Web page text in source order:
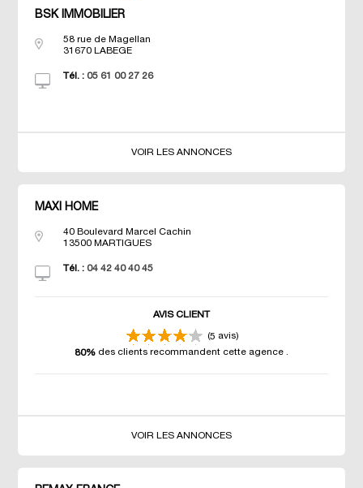
BSK IMMOBILIER
58 rue de Magellan
31670
LABEGE
Tél. : 05 61 00 27 26
VOIR LES ANNONCES
MAXI HOME
40 Boulevard Marcel Cachin
13500 MARTIGUES
Tél. : 04 42 40 40 45
AVIS CLIENT
(5 avis)
80%des clients recommandent cette agence .
VOIR LES ANNONCES